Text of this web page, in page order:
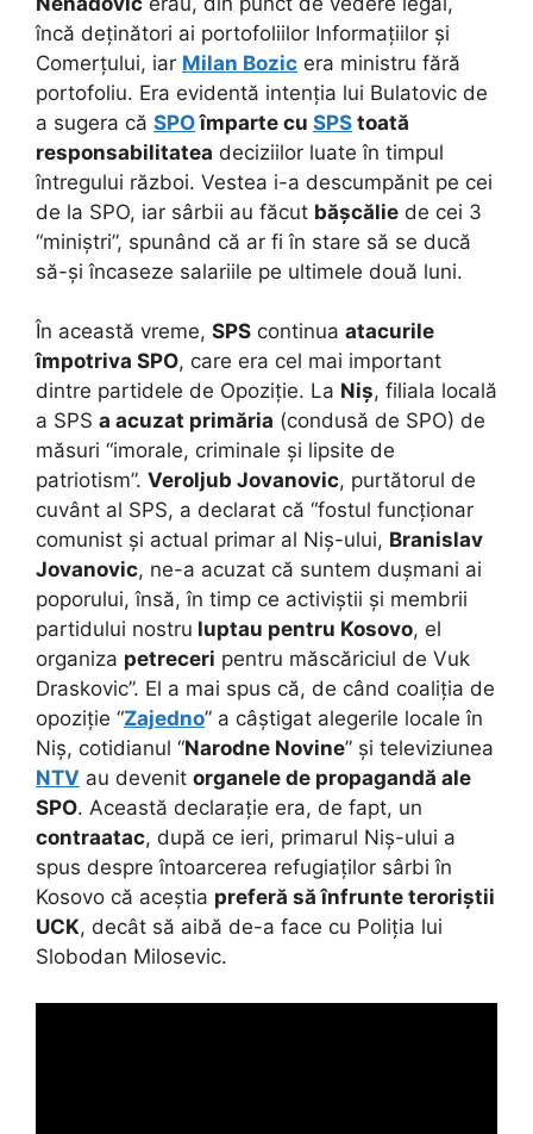
încă deținători ai portofoliilor Informațiilor și
Comerțului, iar Milan Bozic era ministru fără
portofoliu. Era evidentă intenția lui Bulatovic de
a sugera că SPOîmparte cu SPS toată
responsabilitatea deciziilor luate în timpul
întregului război. Vestea i-a descumpănit pe cei
de la SPO, iar sârbii au făcut bășcălie de cei 3
“miniștri”, spunând că ar fi în stare să se ducă
să-și încaseze salariile pe ultimele două luni.
În această vreme, SPS continua atacurile
împotriva SPO, care era cel mai important
dintre partidele de Opoziție. La Niș, filiala locală
a SPS a acuzat primăria (condusă de SPO) de
măsuri “imorale, criminale și lipsite de
patriotism”. Veroljub Jovanovic, purtătorul de
cuvânt al SPS, a declarat că “fostul funcționar
comunist și actual primar al Niș-ului, Branislav
Jovanovic, ne-a acuzat că suntem dușmani ai
poporului, însă, în timp ce activiștii și membrii
partidului nostru luptau pentru Kosovo, el
organiza petreceri pentru măscăriciul de Vuk
Draskovic”. El a mai spus că, de când coaliția de
opoziție “Zajedno” a câștigat alegerile locale în
Niș, cotidianul “Narodne Novine” și televiziunea
NTV au devenit organele de propagandă ale
SPO. Această declarație era, de fapt, un
contraatac, după ce ieri, primarul Niș-ului a
spus despre întoarcerea refugiaților sârbi în
Kosovo că aceștia preferă să înfrunte teroriștii
UCK, decât să aibă de-a face cu Poliția lui
Slobodan Milosevic.